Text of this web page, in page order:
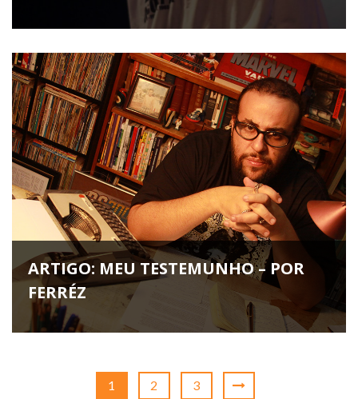
ARTIGO: MEU TESTEMUNHO – POR
FERRÉZ
1 2 3